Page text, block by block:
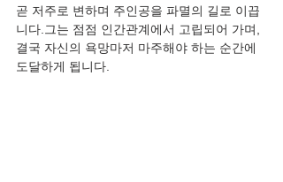
곧 저주로 변하며 주인공을 파멸의 길로 이끕
니다.그는 점점 인간관계에서 고립되어 가며,
결국 자신의 욕망마저 마주해야 하는 순간에
도달하게 됩니다.